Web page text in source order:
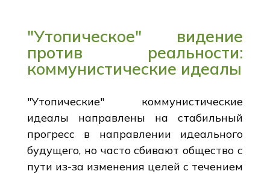
"Утопическое" видение
против реальности:
коммунистические идеалы
"Утопические" коммунистические
идеалы направлены на стабильный
прогресс в направлении идеального
будущего, но часто сбивают общество с
пути из-за изменения целей с течением